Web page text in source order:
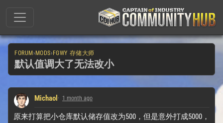
FORUM › MODS› FGWY 存储大师
默认值调大了无法改小
Michaol 1 month ago
原来打算把小仓库默认储存值改为500，但是意外打成5000，